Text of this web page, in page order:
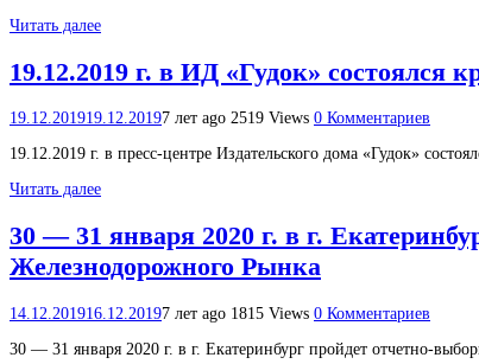
Читать далее
19.12.2019 г. в ИД «Гудок»
19.12.201919.12.20197 лет ago 2519 Views 0 Комментариев
19.12.2019 г. в пресс-центре Издательского дома «Гудок»
Читать далее
30 — 31 января 2020 г. в г.
Железнодорожного Рынка
14.12.201916.12.20197 лет ago 1815 Views 0 Комментариев
30 — 31 января 2020 г. в г. Екатеринбург пройдет отчетно-